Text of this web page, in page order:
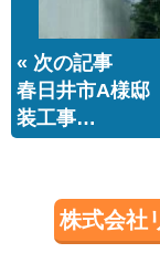
« 次の記事
春日井市A様
装工事…
株式会社